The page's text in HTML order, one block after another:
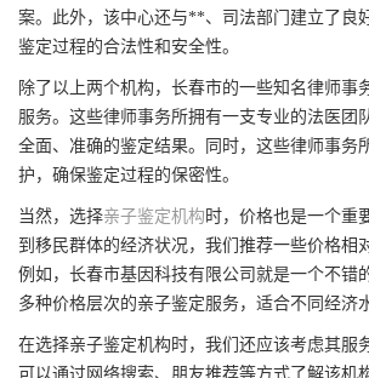
案。此外，该中心还与**、司法部门建立了良
鉴定过程的合法性和安全性。
除了以上两个机构，长春市的一些知名律师事
服务。这些律师事务所拥有一支专业的法医团
全面、准确的鉴定结果。同时，这些律师事务
护，确保鉴定过程的保密性。
当然，选择亲子鉴定机构 时，价格也是一个重
到移民群体的经济状况，我们推荐一些价格相
例如，长春市基因科技有限公司就是一个不错
多种价格层次的亲子鉴定服务，适合不同经济
在选择亲子鉴定机构时，我们还应该考虑其服
可以通过网络搜索、朋友推荐等方式了解该机